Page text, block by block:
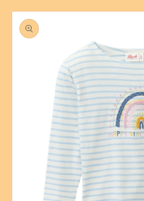
directamente
a la
información